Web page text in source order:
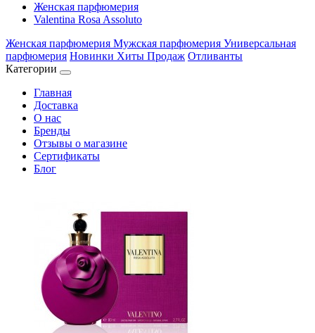
Женская парфюмерия
Valentina Rosa Assoluto
Женская парфюмерия Мужская парфюмерия Универсальная
парфюмерия Новинки Хиты Продаж Отливанты
Категории
Главная
Доставка
О нас
Бренды
Отзывы о магазине
Сертификаты
Блог